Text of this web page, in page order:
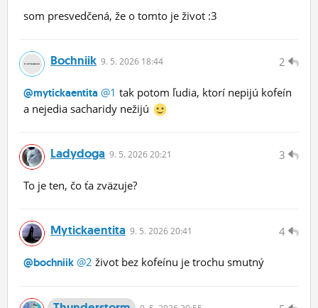
som presvedčená, že o tomto je život :3
2
Bochniik 9. 5. 2026 18:44
@mytickaentita @1 tak potom ľudia, ktorí nepijú kofeín
a nejedia sacharidy nežijú
3
Ladydoga 9. 5. 2026 20:21
To je ten, čo ťa zväzuje?
4
Mytickaentita 9. 5. 2026 20:41
@bochniik @2 život bez kofeínu je trochu smutný